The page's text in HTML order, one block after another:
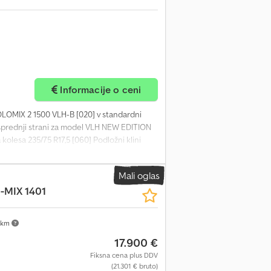
Informacije o ceni
2 1500 VLH-B [020] v standardni
strani za model VLH NEW EDITION
235/75 R17,5 [060] Podložni klini
oporna noga z upravljanjem s
transportnega traku/verige na obeh
položaj) [110] Trioform rezalno rezilo,
(na vijak) [130] Progresivni mešalni
upravljanje osnovne enote [160]
2
Mali oglas
MIX 1401
17.900 €
Fiksna cena plus DDV
(21.301 € bruto)